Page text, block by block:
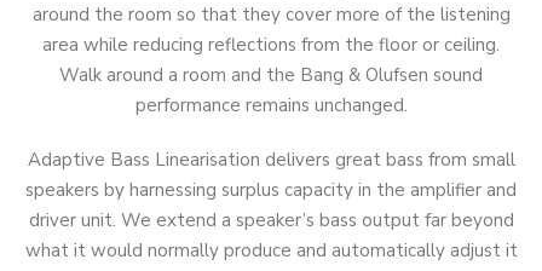
around the room so that they cover more of the listening
area while reducing reflections from the floor or ceiling.
Walk around a room and the Bang & Olufsen sound
performance remains unchanged.
Adaptive Bass Linearisation delivers great bass from small
speakers by harnessing surplus capacity in the amplifier and
driver unit. We extend a speaker’s bass output far beyond
what it would normally produce and automatically adjust it